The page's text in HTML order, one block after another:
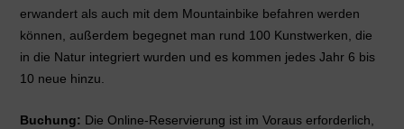
erwandert als auch mit dem Mountainbike befahren werden
können, außerdem begegnet man rund 100 Kunstwerken, die
in die Natur integriert wurden und es kommen jedes Jahr 6 bis
10 neue hinzu.
Buchung: Die Online-Reservierung ist im Voraus erforderlich,